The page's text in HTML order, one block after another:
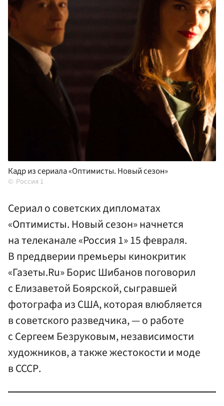
Кадр из сериала «Оптимисты. Новый сезон»
Россия 1
Сериал о советских дипломатах
«Оптимисты. Новый сезон» начнется
на телеканале «Россия 1» 15 февраля.
В преддверии премьеры кинокритик
«Газеты.Ru» Борис Шибанов поговорил
с Елизаветой Боярской, сыгравшей
фотографа из США, которая влюбляется
в советского разведчика, — о работе
с Сергеем Безруковым, независимости
художников, а также жестокости и моде
в СССР.